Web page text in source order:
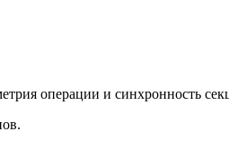
операции и синхронность